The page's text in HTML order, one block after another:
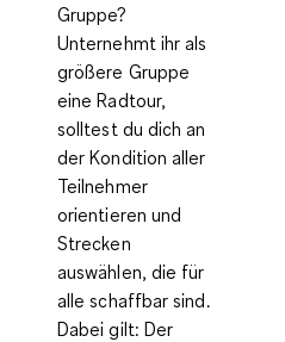
Gruppe?
Unternehmt ihr als
größere Gruppe
eine Radtour,
solltest du dich an
der Kondition aller
Teilnehmer
orientieren und
Strecken
auswählen, die für
alle schaffbar sind.
Dabei gilt: Der